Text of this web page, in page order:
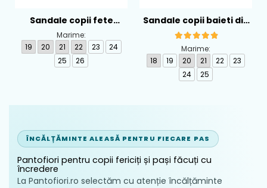
Sandale copii fete
calapod lat din textil
Biomecanics, Roz -
262193-A103
Marime:
19
20 21 22 23
24
25
26
Sandale copii baieti din
piele Biomecanics,
Albastru - 262124-A556
Marime:
18
19 20 21 22
23
24
25
ÎNCĂLȚĂMINTE ALEASĂ PENTRU FIECARE PAS
Pantofiori pentru copii fericiți și pași făcuți cu
încredere
La Pantofiori.ro selectăm cu atenție încălțăminte